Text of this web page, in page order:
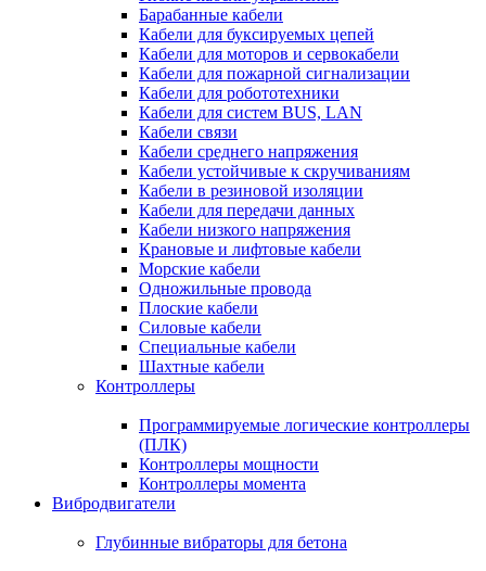
Барабанные кабели
Кабели для буксируемых цепей
Кабели для моторов и сервокабели
Кабели для пожарной сигнализации
Кабели для робототехники
Кабели для систем BUS, LAN
Кабели связи
Кабели среднего напряжения
Кабели устойчивые к скручиваниям
Кабели в резиновой изоляции
Кабели для передачи данных
Кабели низкого напряжения
Крановые и лифтовые кабели
Морские кабели
Одножильные провода
Плоские кабели
Силовые кабели
Специальные кабели
Шахтные кабели
Контроллеры
Программируемые логические контроллеры
(ПЛК)
Контроллеры мощности
Контроллеры момента
Вибродвигатели
Глубинные вибраторы для бетона